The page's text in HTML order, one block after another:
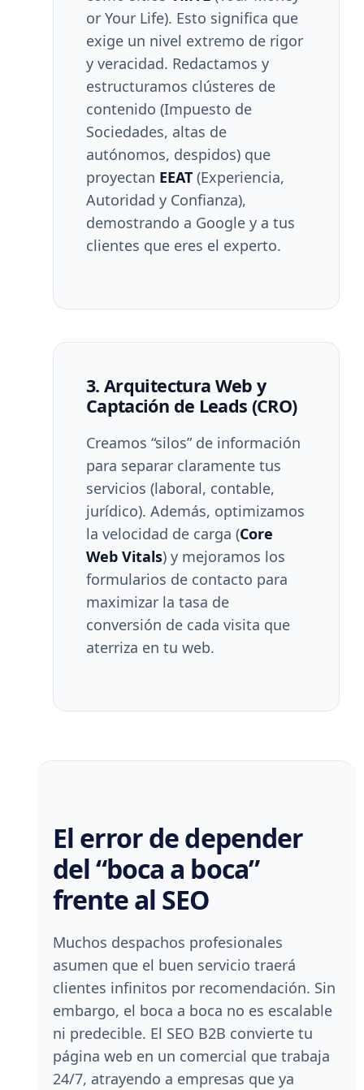
or Your Life). Esto significa que
exige un nivel extremo de rigor
y veracidad. Redactamos y
estructuramos clústeres de
contenido (Impuesto de
Sociedades, altas de
autónomos, despidos) que
proyectan EEAT (Experiencia,
Autoridad y Confianza),
demostrando a Google y a tus
clientes que eres el experto.
3. Arquitectura Web y
Captación de Leads (CRO)
Creamos “silos” de información
para separar claramente tus
servicios (laboral, contable,
jurídico). Además, optimizamos
la velocidad de carga (Core
Web Vitals) y mejoramos los
formularios de contacto para
maximizar la tasa de
conversión de cada visita que
aterriza en tu web.
El error de depender
del “boca a boca”
frente al SEO
Muchos despachos profesionales
asumen que el buen servicio traerá
clientes infinitos por recomendación. Sin
embargo, el boca a boca no es escalable
ni predecible. El SEO B2B convierte tu
página web en un comercial que trabaja
24/7, atrayendo a empresas que ya